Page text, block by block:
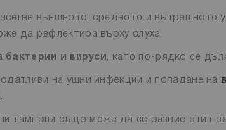
външното, средното и вътрешното
да рефлектира върху слуха.
бактерии и вируси, като по-рядко се
на ушни инфекции и попадане на
тампони също може да се развие отит,